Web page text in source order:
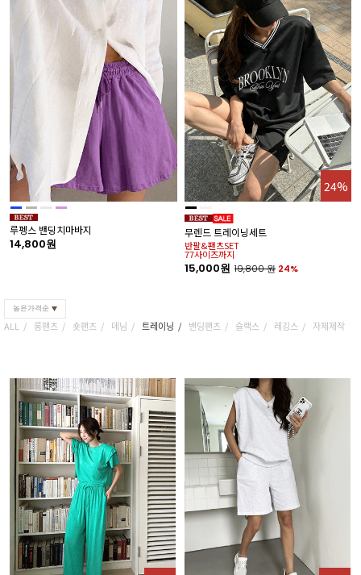
루펭스 밴딩치마바지
14,800원
24%
무렌드 트레이닝세트
반팔&팬츠SET
77사이즈까지
15,000원 19,800원 24%
높은가격순
ALL 롱팬츠 숏팬츠 데님 트레이닝 밴딩팬츠 슬랙스 레깅스 자체제작